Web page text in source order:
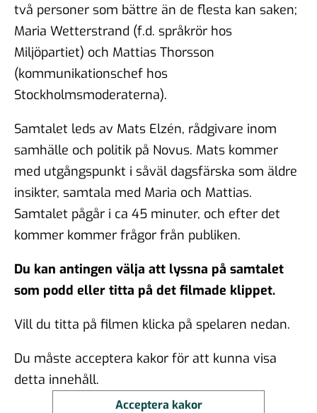
två personer som bättre än de flesta kan saken;
Maria Wetterstrand (f.d. språkrör hos
Miljöpartiet) och Mattias Thorsson
(kommunikationschef hos
Stockholmsmoderaterna).
Samtalet leds av Mats Elzén, rådgivare inom
samhälle och politik på Novus. Mats kommer
med utgångspunkt i såväl dagsfärska som äldre
insikter, samtala med Maria och Mattias.
Samtalet pågår i ca 45 minuter, och efter det
kommer kommer frågor från publiken.
Du kan antingen välja att lyssna på samtalet
som podd eller titta på det filmade klippet.
Vill du titta på filmen klicka på spelaren nedan.
Du måste acceptera kakor för att kunna visa
detta innehåll.
Acceptera kakor